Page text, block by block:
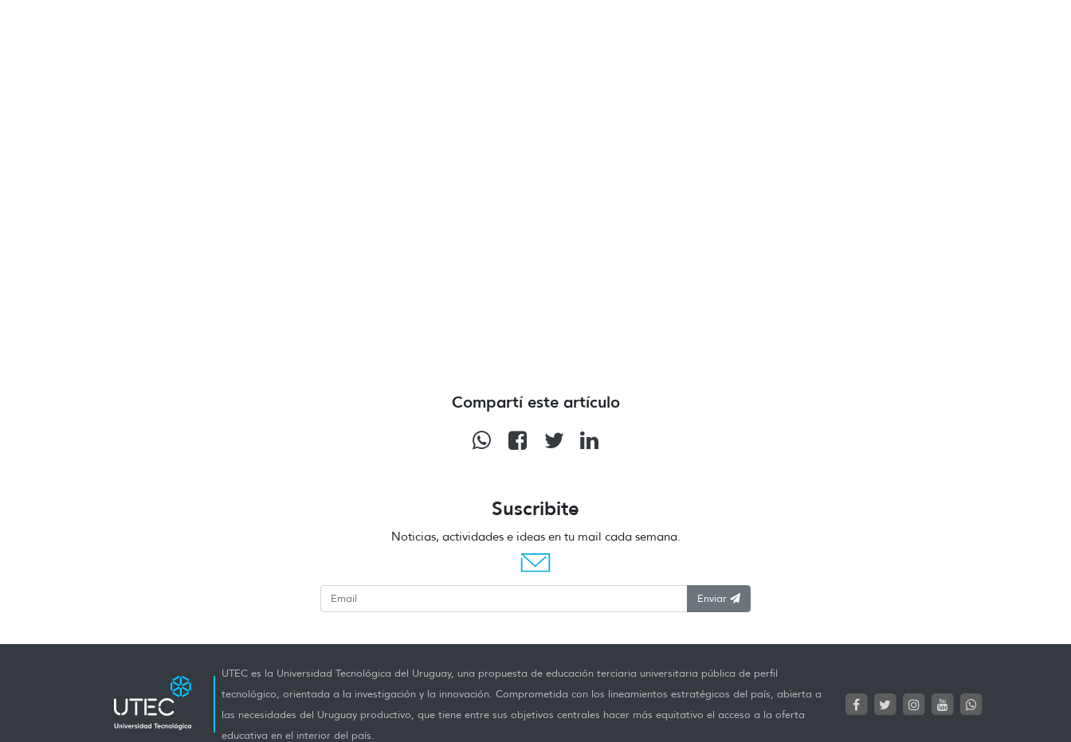
Compartí este artículo
Suscribite
Noticias, actividades e ideas en tu mail cada semana.
Enviar
UTEC es la Universidad Tecnológica del Uruguay, una propuesta de educación terciaria universitaria pública de perfil
tecnológico, orientada a la investigación y la innovación. Comprometida con los lineamientos estratégicos del país, abierta a
las necesidades del Uruguay productivo, que tiene entre sus objetivos centrales hacer más equitativo el acceso a la oferta
educativa en el interior del país.